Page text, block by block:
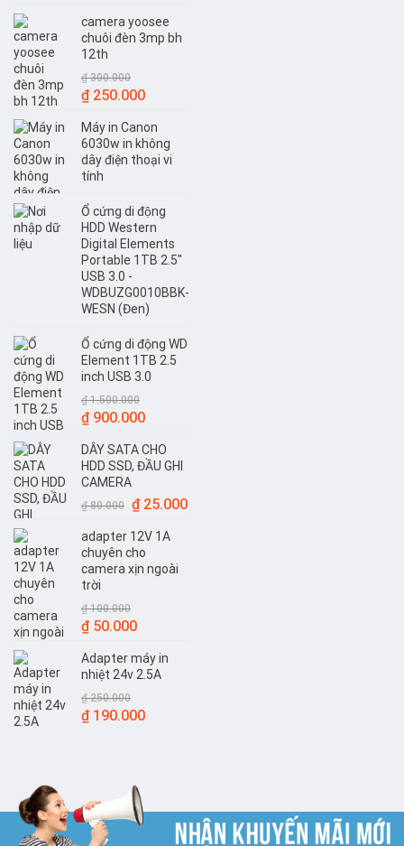
là:
₫ 350.000.
tại
là:
camera yoosee
chuôi đèn 3mp bh
12th
₫300.000
Giá
là:
₫ 300.000.
₫250.000Giá
tại
là:
₫ 250.000.
Máy in Canon
6030w in không
dây điện thoại vi
tính
Ổ cứng di động
HDD Western
Digital Elements
Portable 1TB 2.5"
USB 3.0 -
WDBUZG0010BBK-
WESN (Đen)
Ổ cứng di động WD
Element 1TB 2.5
inch USB 3.0
₫1.500.000
Giá
là:
₫ 1.500.000.
₫900.000Giá
tại
là:
DÂY SATA CHO
HDD SSD, ĐẦU GHI
CAMERA
₫80.000 Giá
là:
₫ 80.000.
₫25.000Giá
adapter 12V 1A
chuyên cho
camera xịn ngoài
trời
₫100.000
Giá
là:
₫ 100.000.
₫50.000Giá
tại
là:
Adapter máy in
nhiệt 24v 2.5A
₫250.000
Giá
₫190.000Giá